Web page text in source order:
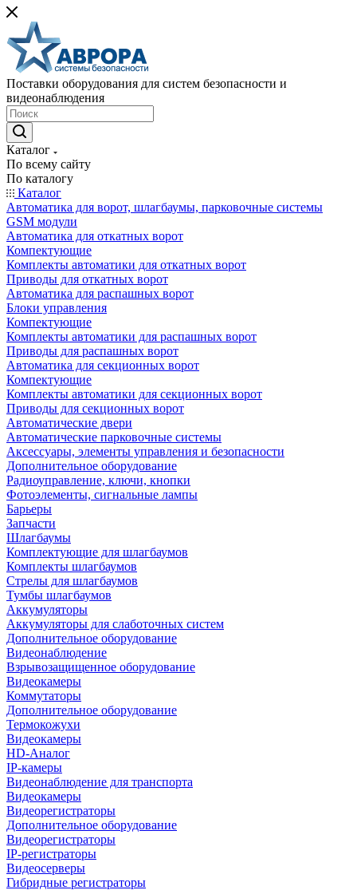
Поставки оборудования для систем безопасности и
видеонаблюдения
Каталог
По всему сайту
По каталогу
Каталог
Автоматика для ворот, шлагбаумы, парковочные системы
GSM модули
Автоматика для откатных ворот
Компектующие
Комплекты автоматики для откатных ворот
Приводы для откатных ворот
Автоматика для распашных ворот
Блоки управления
Компектующие
Комплекты автоматики для распашных ворот
Приводы для распашных ворот
Автоматика для секционных ворот
Компектующие
Комплекты автоматики для секционных ворот
Приводы для секционных ворот
Автоматические двери
Автоматические парковочные системы
Аксессуары, элементы управления и безопасности
Дополнительное оборудование
Радиоуправление, ключи, кнопки
Фотоэлементы, сигнальные лампы
Барьеры
Запчасти
Шлагбаумы
Комплектующие для шлагбаумов
Комплекты шлагбаумов
Стрелы для шлагбаумов
Тумбы шлагбаумов
Аккумуляторы
Аккумуляторы для слаботочных систем
Дополнительное оборудование
Видеонаблюдение
Взрывозащищенное оборудование
Видеокамеры
Коммутаторы
Дополнительное оборудование
Термокожухи
Видеокамеры
HD-Аналог
IP-камеры
Видеонаблюдение для транспорта
Видеокамеры
Видеорегистраторы
Дополнительное оборудование
Видеорегистраторы
IP-регистраторы
Видеосерверы
Гибридные регистраторы